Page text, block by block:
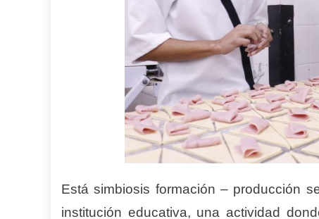
Está simbiosis formación – producción
institución educativa, una actividad